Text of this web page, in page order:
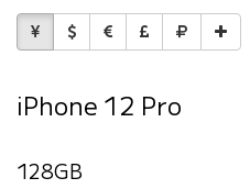
iPhone 12 Pro
128GB